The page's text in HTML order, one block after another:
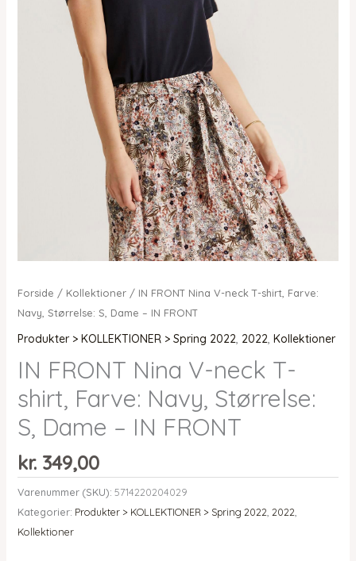
Forside / Kollektioner/ IN FRONT Nina V-neck T-shirt, Farve:
Navy, Størrelse: S, Dame – IN FRONT
Produkter > KOLLEKTIONER > Spring 2022, 2022, Kollektioner
IN FRONT Nina V-neck T-
shirt, Farve: Navy, Størrelse:
S, Dame – IN FRONT
kr.349,00
Varenummer (SKU): 5714220204029
Kategorier: Produkter > KOLLEKTIONER > Spring 2022, 2022,
Kollektioner